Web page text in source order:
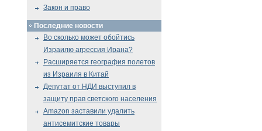
Закон и право
Последние новости
Во сколько может обойтись
Израилю агрессия Ирана?
Расширяется география полетов
из Израиля в Китай
Депутат от НДИ выступил в
защиту прав светского населения
Amazon заставили удалить
антисемитские товары